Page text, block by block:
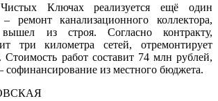
Ключах реализуется ещё один
ремонт канализационного коллектора,
из строя. Согласно контракту,
три километра сетей, отремонтирует
работ составит 74 млн рублей,
софинансирование из местного бюджета.